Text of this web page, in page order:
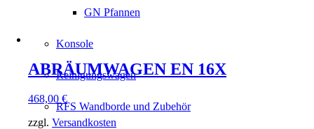
GN Pfannen
Konsole
Reinigungswagen
RFS Wandborde und Zubehör
ABRÄUMWAGEN EN 16X
468,00 €
zzgl. Versandkosten